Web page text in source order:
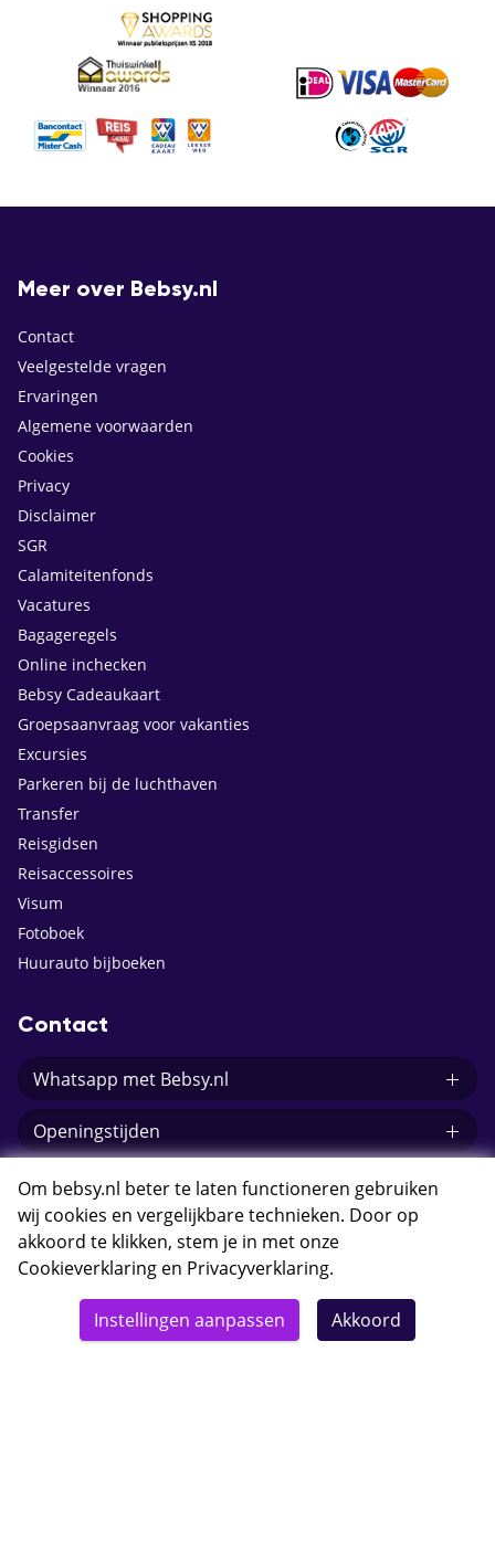
Meer over Bebsy.nl
Contact
Veelgestelde vragen
Ervaringen
Algemene voorwaarden
Cookies
Privacy
Disclaimer
SGR
Calamiteitenfonds
Vacatures
Bagageregels
Online inchecken
Bebsy Cadeaukaart
Groepsaanvraag voor vakanties
Excursies
Parkeren bij de luchthaven
Transfer
Reisgidsen
Reisaccessoires
Visum
Fotoboek
Huurauto bijboeken
Contact
Whatsapp met Bebsy.nl
Openingstijden
E-mail Bebsy.nl
© 2026 Bebsy.nl
Om bebsy.nl beter te laten functioneren gebruiken
wij cookies en vergelijkbare technieken. Door op
akkoord te klikken, stem je in met onze
Cookieverklaring en Privacyverklaring.
Instellingen aanpassen Akkoord